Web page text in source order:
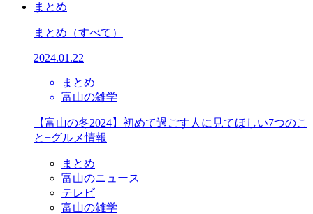
まとめ
まとめ （すべて）
2024.01.22
まとめ
富山の雑学
【富山の冬2024】初めて過ごす人に見てほしい7つのこ
と+グルメ情報
まとめ
富山のニュース
テレビ
富山の雑学